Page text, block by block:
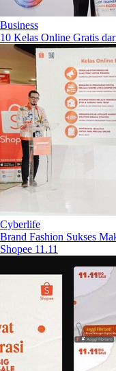
Business
10 Kelas Online Gratis
Cyberlife
Brand Fashion Sukses
Shopee 11.11